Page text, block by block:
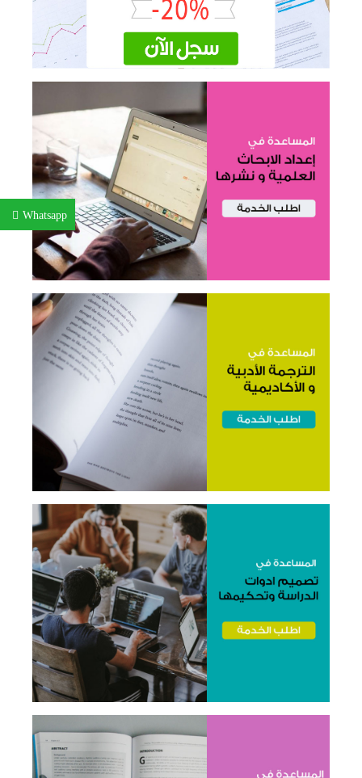
Whatsapp